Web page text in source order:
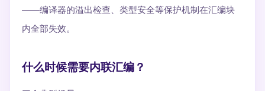
——编译器的溢出检查、类型安全等保护机制在汇编块
内全部失效。
什么时候需要内联汇编？